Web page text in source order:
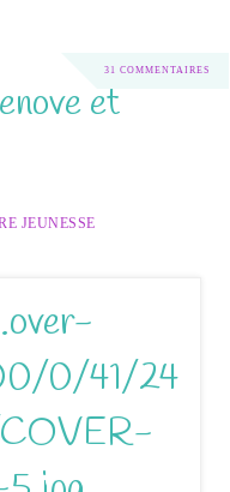
31 COMMENTAIRES
et
JEUNESSE